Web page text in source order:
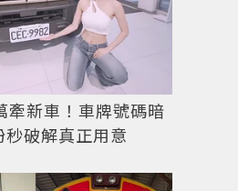
牽新車！車牌號碼暗
破解真正用意